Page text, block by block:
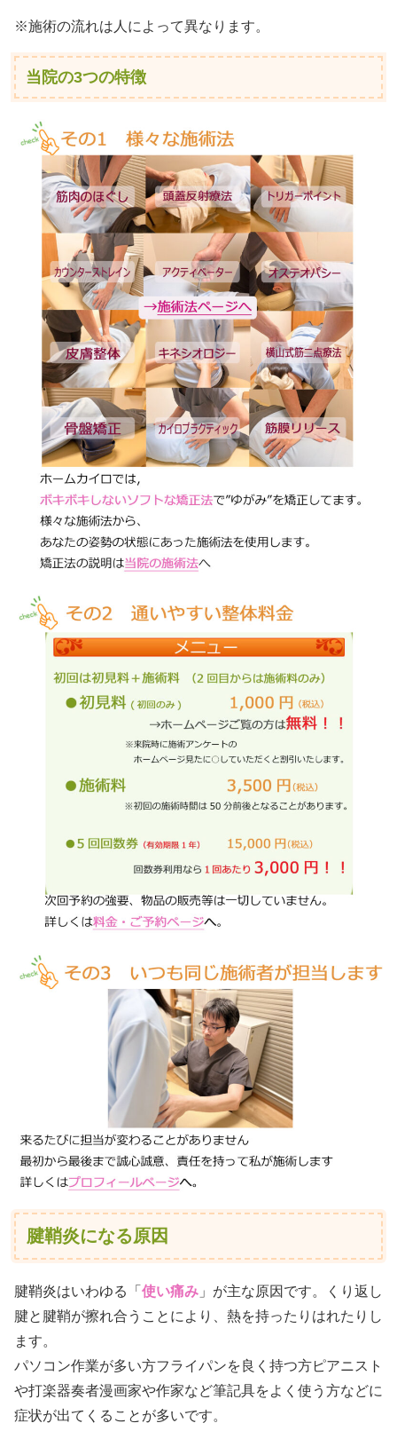
※施術の流れは人によって異なります。
当院の3つの特徴
腱鞘炎になる原因
腱鞘炎はいわゆる「 使い痛み 」が主な原因です。くり返し
腱と腱鞘が擦れ合うことにより、熱を持ったりはれたりし
ます。
パソコン作業が多い方フライパンを良く持つ方ピアニスト
や打楽器奏者漫画家や作家など筆記具をよく使う方などに
症状が出てくることが多いです。